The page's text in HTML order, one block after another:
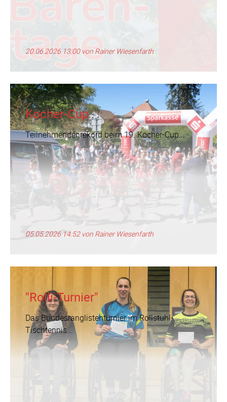
20.06.2026 13:00von Rainer Wiesenfarth
Kocher-Cup
Teilnehmendenrekord beim 19. Kocher-Cup...
05.05.2026 14:52von Rainer Wiesenfarth
"Rolli-Turnier"
Das Bundesranglistenturnier im Rollstuhl-
Tischtennis...